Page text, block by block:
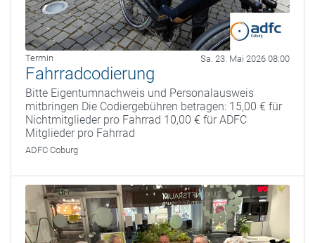
Termin Sa. 23. Mai 2026 08:00
Fahrradcodierung
Bitte Eigentumnachweis und Personalausweis
mitbringen Die Codiergebühren betragen: 15,00 € für
Nichtmitglieder pro Fahrrad 10,00 € für ADFC
Mitglieder pro Fahrrad
ADFC Coburg